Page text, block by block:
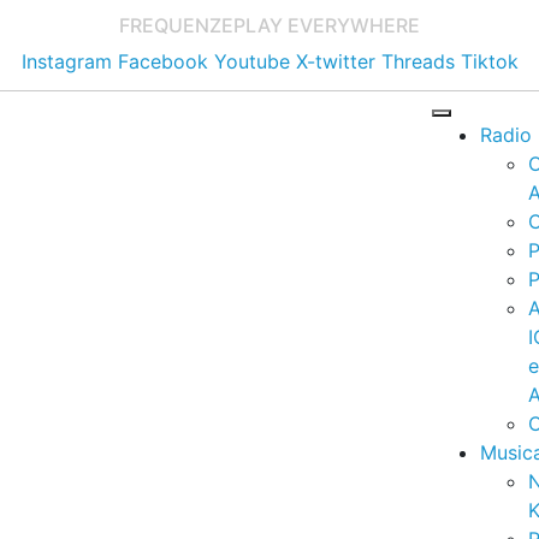
FREQUENZEPLAY EVERYWHERE
Instagram Facebook Youtube X-twitter Threads Tiktok
Radio
e